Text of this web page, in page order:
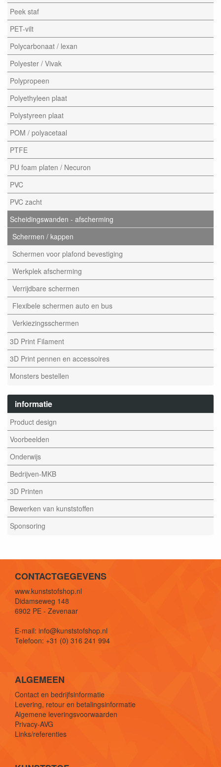
Peek staf
PET-vilt
Polycarbonaat / lexan
Polyester / Vivak
Polypropeen
Polyethyleen plaat
Polystyreen plaat
POM / polyacetaal
PTFE
PU foam platen / Necuron
PVC
PVC zacht
Scheidingswanden - afscherming
Schermen / kappen
Schermen voor plafond bevestiging
Werkplek afscherming
Verrijdbare schermen
Flexibele schermen auto en bus
Verkiezingsschermen
3D Print Filament
3D Print pennen en accessoires
Monsters bestellen
informatie
Product design
Voorbeelden
Onderwijs
Bedrijven-MKB
3D Printen
Bewerken van kunststoffen
Sponsoring
CONTACTGEGEVENS
www.kunststofshop.nl
Didamseweg 148
6902 PE - Zevenaar
E-mail: info@kunststofshop.nl
Telefoon: +31 (0) 316 241 994
ALGEMEEN
Contact en bedrijfsinformatie
Levering, retour en betalingsinformatie
Algemene leveringsvoorwaarden
Privacy-AVG
Links/referenties